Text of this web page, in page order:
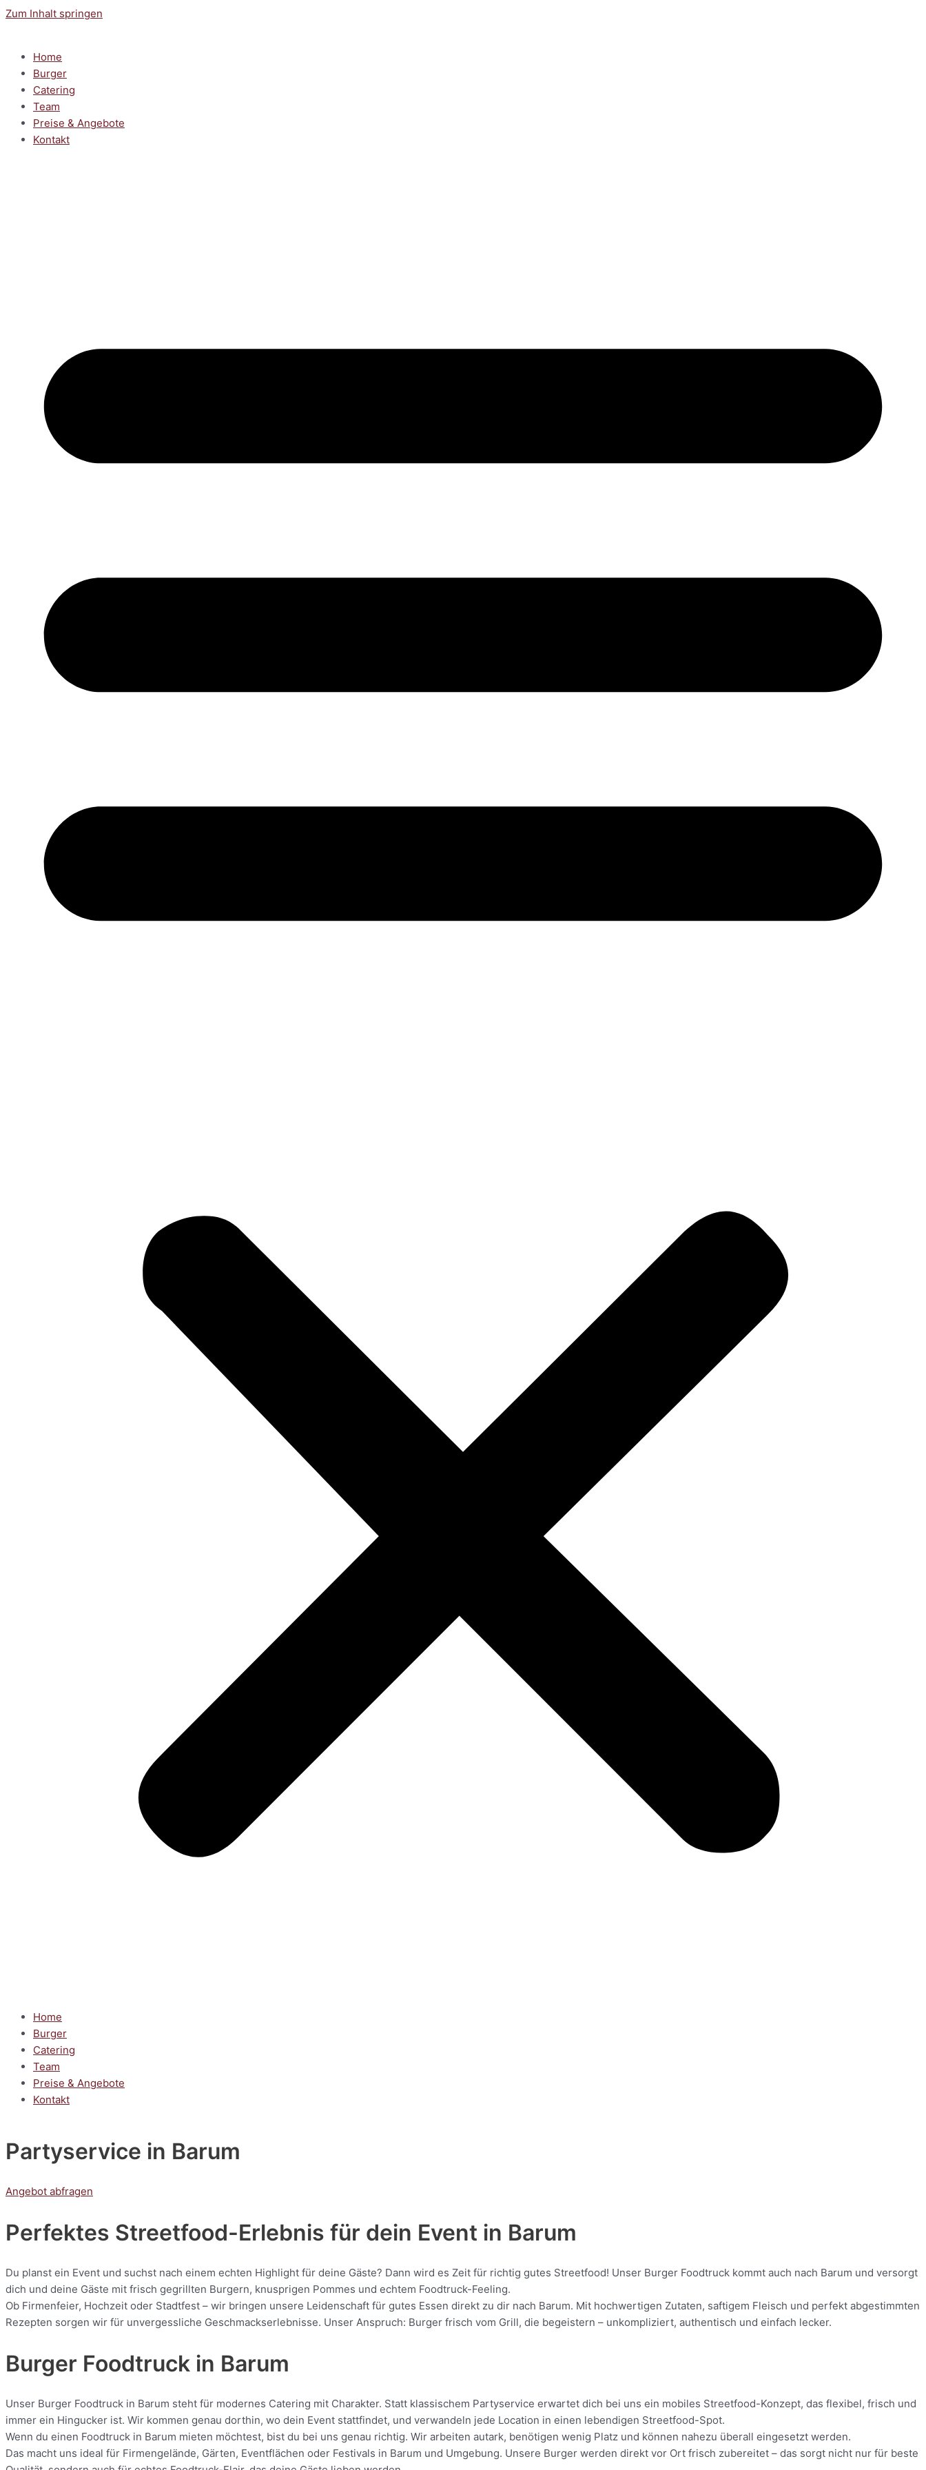
Zum Inhalt springen
Home
Burger
Catering
Team
Preise & Angebote
Kontakt
Home
Burger
Catering
Team
Preise & Angebote
Kontakt
Partyservice in Barum
Angebot abfragen
Perfektes Streetfood-Erlebnis für dein Event in Barum
Du planst ein Event und suchst nach einem echten Highlight für deine Gäste? Dann wird es Zeit für richtig gutes Streetfood! Unser Burger Foodtruck kommt auch nach Barum und versorgt
dich und deine Gäste mit frisch gegrillten Burgern, knusprigen Pommes und echtem Foodtruck-Feeling.
Ob Firmenfeier, Hochzeit oder Stadtfest – wir bringen unsere Leidenschaft für gutes Essen direkt zu dir nach Barum. Mit hochwertigen Zutaten, saftigem Fleisch und perfekt abgestimmten
Rezepten sorgen wir für unvergessliche Geschmackserlebnisse. Unser Anspruch: Burger frisch vom Grill, die begeistern – unkompliziert, authentisch und einfach lecker.
Burger Foodtruck in Barum
Unser Burger Foodtruck in Barum steht für modernes Catering mit Charakter. Statt klassischem Partyservice erwartet dich bei uns ein mobiles Streetfood-Konzept, das flexibel, frisch und
immer ein Hingucker ist. Wir kommen genau dorthin, wo dein Event stattfindet, und verwandeln jede Location in einen lebendigen Streetfood-Spot.
Wenn du einen Foodtruck in Barum mieten möchtest, bist du bei uns genau richtig. Wir arbeiten autark, benötigen wenig Platz und können nahezu überall eingesetzt werden.
Das macht uns ideal für Firmengelände, Gärten, Eventflächen oder Festivals in Barum und Umgebung. Unsere Burger werden direkt vor Ort frisch zubereitet – das sorgt nicht nur für beste